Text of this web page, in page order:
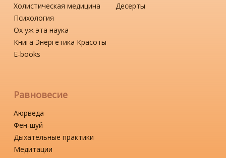
Холистическая медицина
Психология
Ох уж эта наука
Книга Энергетика Красоты
Е-books
Десерты
Равновесие
Аюрведа
Фен-шуй
Дыхательные практики
Медитации